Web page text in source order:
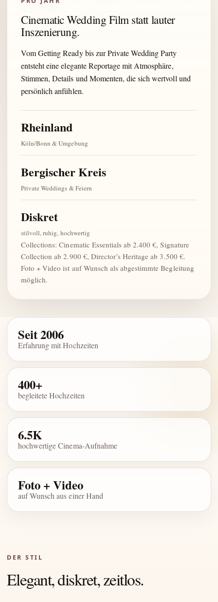
Cinematic Wedding Film statt lauter
Inszenierung.
Vom Getting Ready bis zur Private Wedding Party
entsteht eine elegante Reportage mit Atmosphäre,
Stimmen, Details und Momenten, die sich wertvoll und
persönlich anfühlen.
Rheinland
Köln/Bonn & Umgebung
Bergischer Kreis
Private Weddings & Feiern
Diskret
stilvoll, ruhig, hochwertig
Collections: Cinematic Essentials ab 2.400 €, Signature
Collection ab 2.900 €, Director’s Heritage ab 3.500 €.
Foto + Video ist auf Wunsch als abgestimmte Begleitung
möglich.
Seit 2006
Erfahrung mit Hochzeiten
400+
begleitete Hochzeiten
6.5K
hochwertige Cinema-Aufnahme
Foto + Video
auf Wunsch aus einer Hand
DER STIL
Elegant, diskret, zeitlos.